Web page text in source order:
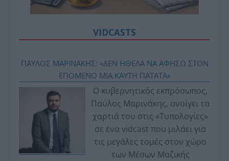
VIDCASTS
ΠΑΥΛΟΣ ΜΑΡΙΝΑΚΗΣ: «ΔΕΝ ΗΘΕΛΑ ΝΑ ΑΦΗΣΩ ΣΤΟΝ
ΕΠΟΜΕΝΟ ΜΙΑ ΚΑΥΤΗ ΠΑΤΑΤΑ»
Ο κυβερνητικός εκπρόσωπος,
Παύλος Μαρινάκης, ανοίγει τα
χαρτιά του στις «Τυπολογίες»
σε ένα vidcast που μιλάει για
τις μεγάλες τομές στον χώρο
των Μέσων Μαζικής